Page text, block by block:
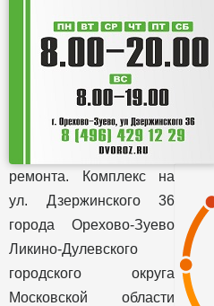
ремонта. Комплекс на
ул. Дзержинского 36
города Орехово-Зуево
Ликино-Дулевского
городского округа
Московской области